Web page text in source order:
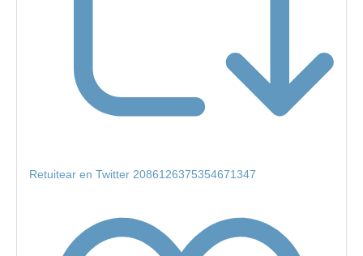
Retuitear en Twitter 2086126375354671347